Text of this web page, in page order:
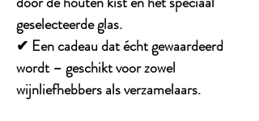
geselecteerde glas.
✔ Een cadeau dat écht gewaardeerd
wordt – geschikt voor zowel
wijnliefhebbers als verzamelaars.